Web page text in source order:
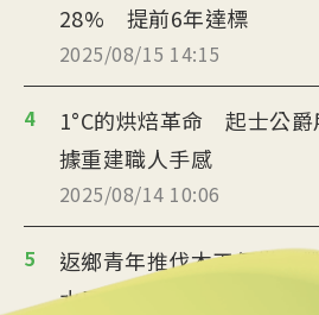
28% 提前6年達標
2025/08/15 14:15
4
1°C的烘焙革命 起士公爵
據重建職人手感
2025/08/14 10:06
5
返鄉青年推伐木工便當
水里觀光與減碳經濟